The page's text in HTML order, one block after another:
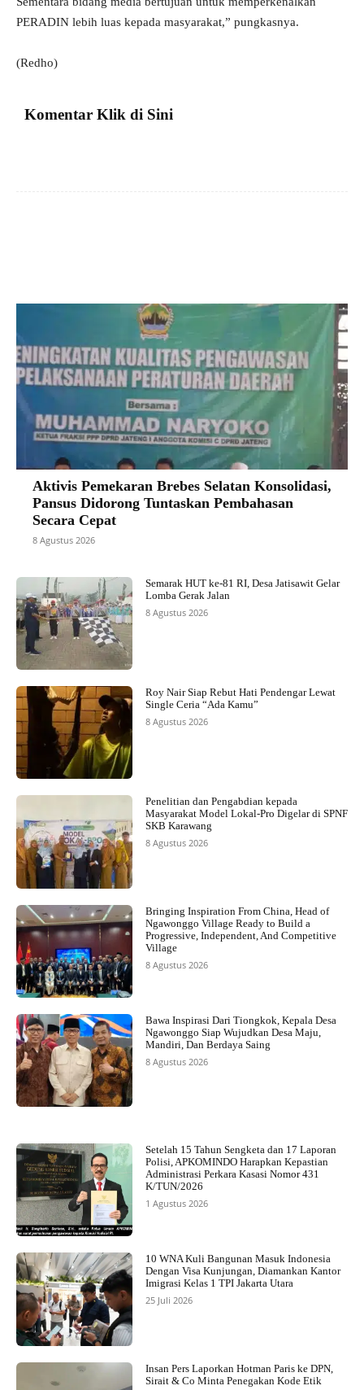
PERADIN lebih luas kepada masyarakat,” pungkasnya.
(Redho)
Komentar Klik di Sini
Aktivis Pemekaran Brebes Selatan Konsolidasi,
Pansus Didorong Tuntaskan Pembahasan
Secara Cepat
8 Agustus 2026
Semarak HUT ke-81 RI, Desa Jatisawit Gelar
Lomba Gerak Jalan
8 Agustus 2026
Roy Nair Siap Rebut Hati Pendengar Lewat
Single Ceria “Ada Kamu”
8 Agustus 2026
Penelitian dan Pengabdian kepada
Masyarakat Model Lokal-Pro Digelar di SPNF
SKB Karawang
8 Agustus 2026
Bringing Inspiration From China, Head of
Ngawonggo Village Ready to Build a
Progressive, Independent, And Competitive
Village
8 Agustus 2026
Bawa Inspirasi Dari Tiongkok, Kepala Desa
Ngawonggo Siap Wujudkan Desa Maju,
Mandiri, Dan Berdaya Saing
8 Agustus 2026
Setelah 15 Tahun Sengketa dan 17 Laporan
Polisi, APKOMINDO Harapkan Kepastian
Administrasi Perkara Kasasi Nomor 431
K/TUN/2026
1 Agustus 2026
10 WNA Kuli Bangunan Masuk Indonesia
Dengan Visa Kunjungan, Diamankan Kantor
Imigrasi Kelas 1 TPI Jakarta Utara
25 Juli 2026
Insan Pers Laporkan Hotman Paris ke DPN,
Sirait & Co Minta Penegakan Kode Etik